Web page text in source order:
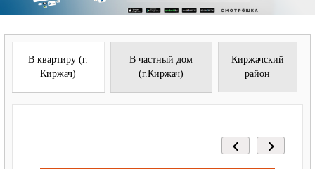
В квартиру (г.
Киржач)
В частный дом
(г.Киржач)
Киржачский
район